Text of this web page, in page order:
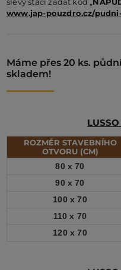
www.jap-pouzdro.cz/
Máme přes 20 ks.
skladem!
ROZMĚR STAVEBNÍHO
OTVORU (CM)
80 x 70
90 x 70
100 x 70
110 x 70
120 x 70